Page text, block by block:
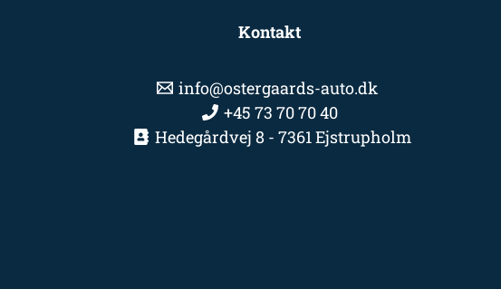
Kontakt
info@ostergaards-auto.dk
+45 73 70 70 40
Hedegårdvej 8 - 7361 Ejstrupholm